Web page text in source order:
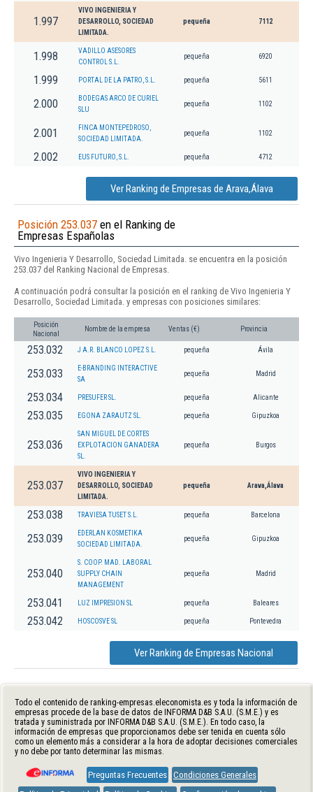
1.997
VIVO INGENIERIA Y
DESARROLLO, SOCIEDAD
LIMITADA.
pequeña 7112
1.998
VADILLO ASESORES
CONTROL S.L.
pequeña 6920
1.999 PORTAL DE LA PATRO, S.L. pequeña 5611
2.000
BODEGAS ARCO DE CURIEL
SLU
pequeña 1102
2.001
FINCA MONTEPEDROSO,
SOCIEDAD LIMITADA.
pequeña 1102
2.002 EUS FUTURO, S.L. pequeña 4712
Ver Ranking de Empresas de Arava,Álava
Posición 253.037 en el Ranking de
Empresas Españolas
Vivo Ingenieria Y Desarrollo, Sociedad Limitada. se encuentra en la posición
253.037 del Ranking Nacional de Empresas.
A continuación podrá consultar la posición en el ranking de Vivo Ingenieria Y
Desarrollo, Sociedad Limitada. y empresas con posiciones similares:
Posición
Nacional
Nombre de la empresa Ventas (€) Provincia
253.032 J A.R. BLANCO LOPEZ S.L. pequeña Ávila
253.033
E-BRANDING INTERACTIVE
SA
pequeña Madrid
253.034 PRESUFER SL. pequeña Alicante
253.035 EGONA ZARAUTZ SL. pequeña Gipuzkoa
253.036
SAN MIGUEL DE CORTES
EXPLOTACION GANADERA
SL.
pequeña Burgos
253.037
VIVO INGENIERIA Y
DESARROLLO, SOCIEDAD
LIMITADA.
pequeña Arava,Álava
253.038 TRAVIESA TUSET S.L. pequeña Barcelona
253.039
EDERLAN KOSMETIKA
SOCIEDAD LIMITADA.
pequeña Gipuzkoa
253.040
S. COOP. MAD. LABORAL
SUPPLY CHAIN
MANAGEMENT
pequeña Madrid
253.041 LUZ IMPRESION SL pequeña Baleares
253.042 HOSCOSVE SL pequeña Pontevedra
Ver Ranking de Empresas Nacional
Todo el contenido de ranking-empresas.eleconomista.es y toda la información de
empresas procede de la base de datos de INFORMA D&B S.A.U. (S.M.E.) y es
tratada y suministrada por INFORMA D&B S.A.U. (S.M.E.). En todo caso, la
información de empresas que proporcionamos debe ser tenida en cuenta sólo
como un elemento más a considerar a la hora de adoptar decisiones comerciales
y no debe por tanto determinar las mismas.
Preguntas Frecuentes Condiciones Generales